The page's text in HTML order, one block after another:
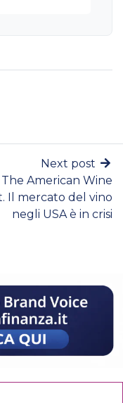
Next post
The American Wine
Il mercato del vino
negli USA è in crisi